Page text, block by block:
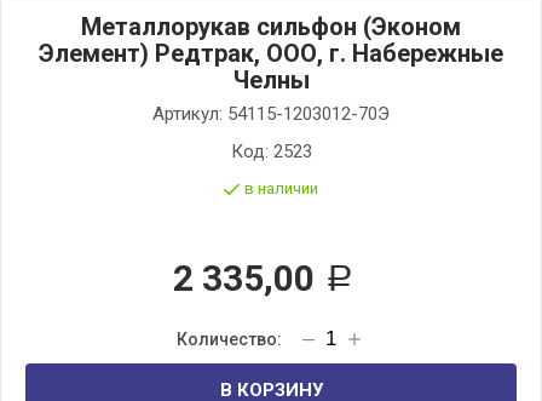
Металлорукав сильфон (Эконом
Элемент) Редтрак, ООО, г. Набережные
Челны
Артикул: 54115-1203012-70Э
Код: 2523
в наличии
2 335,00 Р
В КОРЗИНУ